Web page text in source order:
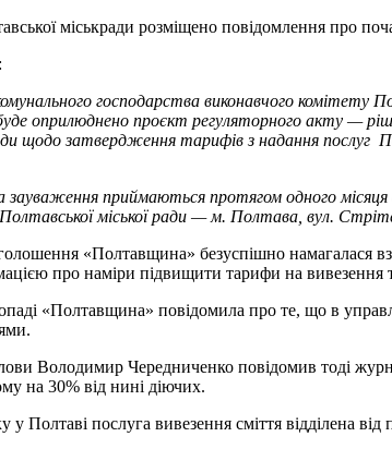
міськради розміщено повідомлення про
господарства виконавчого комітету
оприлюднено проєкт регуляторного акту —
щодо затвердження тарифів з надання
зауваження приймаються протягом одного
міської ради — м. Полтава, вул.
«Полтавщина» безуспішно намагалася
про наміри підвищити тарифи на вивезення
«Полтавщина» повідомила про те, що в
Володимир Чередниченко повідомив тоді
на 30% від нині діючих.
у Полтаві послуга вивезення сміття відділена